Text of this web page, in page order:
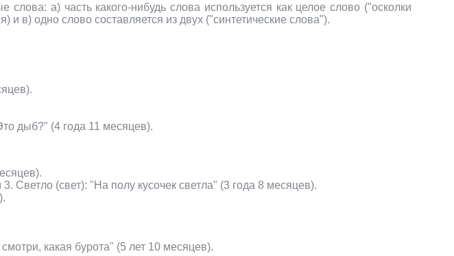
а) часть какого-нибудь слова используется как целое слово ("осколки
и в) одно слово составляется из двух ("синтетические слова").
дыб?" (4 года 11 месяцев).
Светло (свет): "На полу кусочек светла" (3 года 8 месяцев).
какая бурота" (5 лет 10 месяцев).